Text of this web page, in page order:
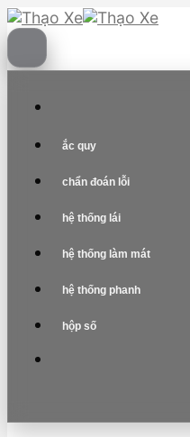
Skip
to
content
ắc quy
chẩn đoán lỗi
hệ thống lái
hệ thống làm mát
hệ thống phanh
hộp số